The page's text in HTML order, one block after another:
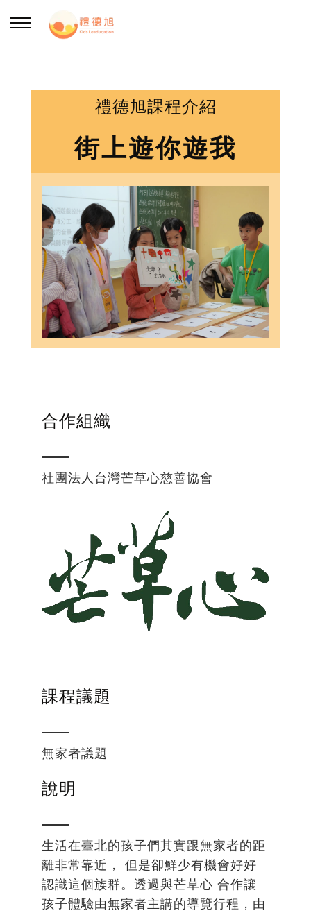
認識禮德旭
什麼是PBL
年度報告
師資生引導師培訓
教師支持
線上講座
街上遊你遊我
小小報導者
闖進月ㄕˋ界
好老師召集令
PBL教師手冊
SEL加油站
禮德交換日記
線上講座回顧
禮德旭課程介紹
街上遊你遊我
合作組織
社團法人台灣芒草心慈善協會
課程議題
無家者議題
說明
生活在臺北的孩子們其實跟無家者的距
離非常靠近， 但是卻鮮少有機會好好
認識這個族群。透過與芒草心 合作讓
孩子體驗由無家者主講的導覽行程，由